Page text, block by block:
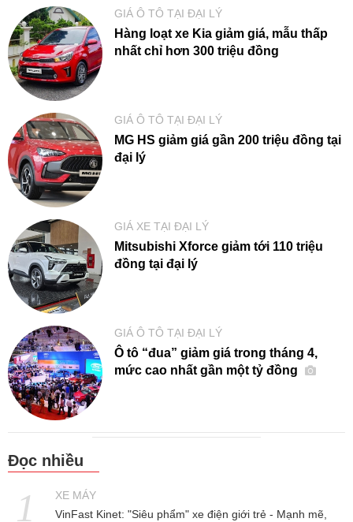
GIÁ Ô TÔ TẠI ĐẠI LÝ
Hàng loạt xe Kia giảm giá, mẫu thấp
nhất chỉ hơn 300 triệu đồng
GIÁ Ô TÔ TẠI ĐẠI LÝ
MG HS giảm giá gần 200 triệu đồng tại
đại lý
GIÁ XE TẠI ĐẠI LÝ
Mitsubishi Xforce giảm tới 110 triệu
đồng tại đại lý
GIÁ Ô TÔ TẠI ĐẠI LÝ
Ô tô “đua” giảm giá trong tháng 4,
mức cao nhất gần một tỷ đồng
Đọc nhiều
XE MÁY
VinFast Kinet: "Siêu phẩm" xe điện giới trẻ - Mạnh mẽ,